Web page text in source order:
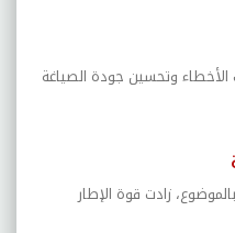
الأخطاء وتحسين جودة الصياغة
زادت قوة الإطار